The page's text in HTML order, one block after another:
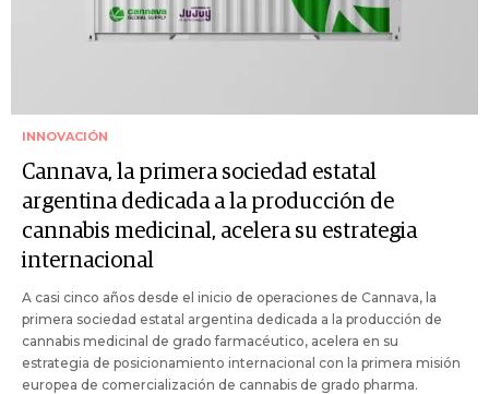
INNOVACIÓN
Cannava, la primera sociedad estatal
argentina dedicada a la producción de
cannabis medicinal, acelera su estrategia
internacional
A casi cinco años desde el inicio de operaciones de Cannava, la
primera sociedad estatal argentina dedicada a la producción de
cannabis medicinal de grado farmacéutico, acelera en su
estrategia de posicionamiento internacional con la primera misión
europea de comercialización de cannabis de grado pharma.